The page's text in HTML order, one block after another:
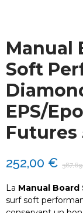
Manual
Soft
EPS/
Futures
252,00 €
La Manual
surf soft